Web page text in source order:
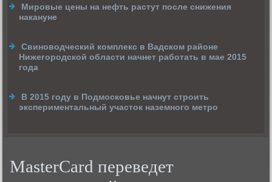
Мировые цены на нефть растут после снижения
накануне
Свиноводческий комплекс в Вадском районе
Нижегородской области начнет работать в мае 2015
года
В 2015 году в Подмосковье начнут строить
экспериментальный участок наземного метро
MasterCard переведет